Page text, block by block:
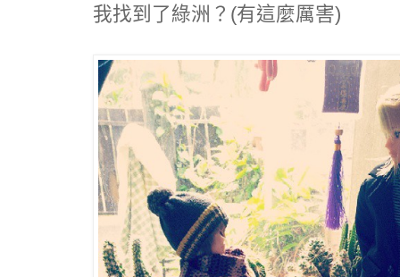
我找到了綠洲？(有這麼厲害)